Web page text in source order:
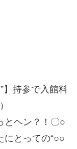
】持参で入館料
とヘン？！〇○
にとっての“○○